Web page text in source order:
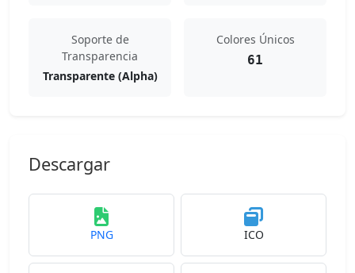
Soporte de
Transparencia
Transparente (Alpha)
Colores Únicos
61
Descargar
PNG ICO